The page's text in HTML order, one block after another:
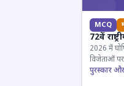
MCQ
72वें
2026 में
विजेताओं पर
पुरस्कार और